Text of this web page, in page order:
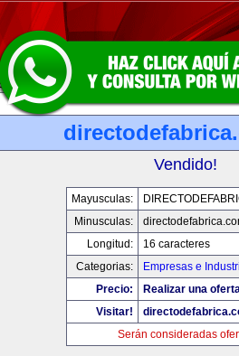
Vendido!
Mayusculas:
Minusculas:
Longitud:
16 caracteres
Categorias:
Empresas e
Precio:
Realizar una
Visitar!
Serán consideradas